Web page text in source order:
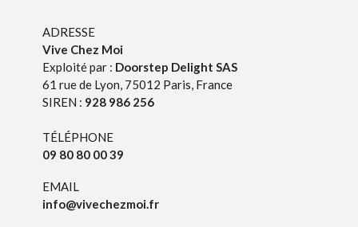
ADRESSE
Vive Chez Moi
Exploité par : Doorstep Delight SAS
61 rue de Lyon, 75012 Paris, France
SIREN : 928 986 256
TÉLÉPHONE
09 80 80 00 39
EMAIL
info@vivechezmoi.fr